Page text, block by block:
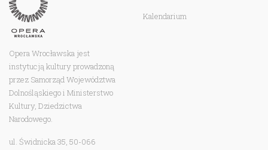
Opera Wrocławska jest
instytucją kultury prowadzoną
przez Samorząd Województwa
Dolnośląskiego i Ministerstwo
Kultury, Dziedzictwa
Narodowego.
ul. Świdnicka 35, 50-066
Kalendarium